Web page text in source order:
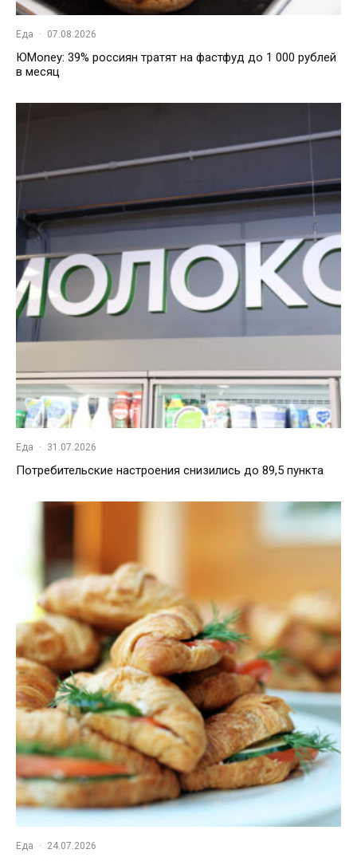
Еда · 07.08.2026
ЮMoney: 39% россиян тратят на фастфуд до 1 000 рублей
в месяц
Еда · 31.07.2026
Потребительские настроения снизились до 89,5 пункта
Еда · 24.07.2026